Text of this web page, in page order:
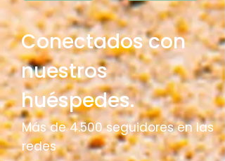
Conectados con
nuestros
huéspedes.
Más de 4.500 seguidores en las
redes